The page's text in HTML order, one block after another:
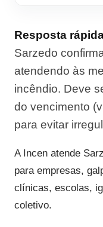
Resposta
Sarzedo
atendendo às
incêndio. Deve
do vencimento
para evitar
A Incen atende
para empresas,
clínicas, escolas,
coletivo.